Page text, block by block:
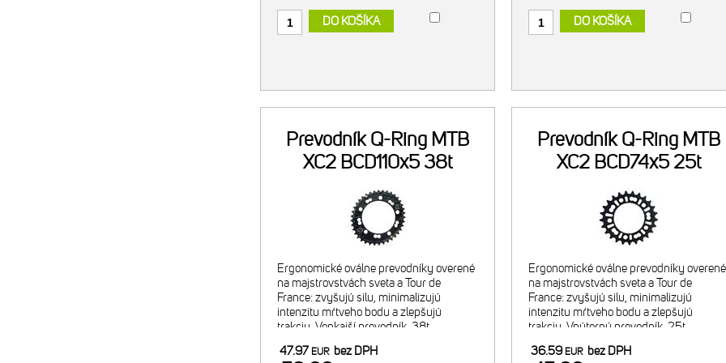
DO KOŠÍKA DO KOŠÍKA
Prevodník Q-Ring MTB
XC2 BCD110x5 38t
Ergonomické oválne prevodníky overené
na majstrovstvách sveta a Tour de
France: zvyšujú silu, minimalizujú
intenzitu mŕtveho bodu a zlepšujú
trakciu. Vonkajší prevodník, 38t.
vnútorným prevodníkom. Navrhnuté pre
47.97 EUR bez DPH
Prevodník Q-Ring MTB
XC2 BCD74x5 25t
Ergonomické oválne prevodníky overené
na majstrovstvách sveta a Tour de
France: zvyšujú silu, minimalizujú
intenzitu mŕtveho bodu a zlepšujú
trakciu. Vnútorný prevodník, 25t.
prevodníkom. Navrhnuté pre 2x9/10 29"
36.59EUR bez DPH